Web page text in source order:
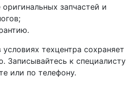
оригинальных запчастей и
техцентра сохраняет
Записывайтесь к специалисту
или по телефону.